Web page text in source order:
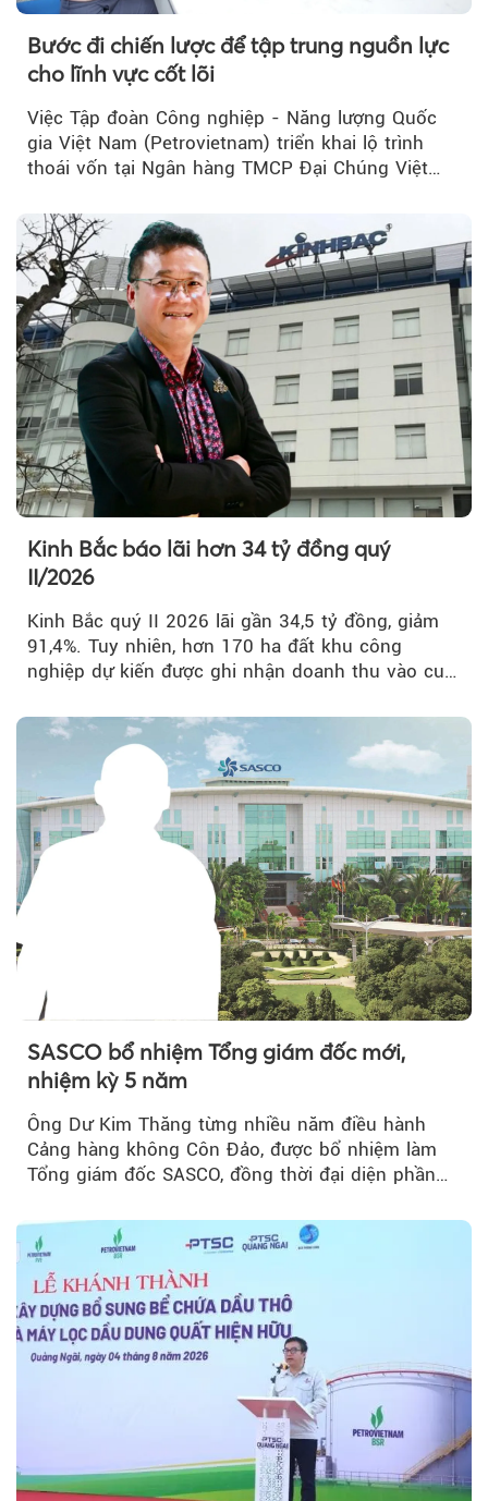
Bước đi chiến lược để tập trung nguồn lực
cho lĩnh vực cốt lõi
Việc Tập đoàn Công nghiệp - Năng lượng Quốc
gia Việt Nam (Petrovietnam) triển khai lộ trình
thoái vốn tại Ngân hàng TMCP Đại Chúng Việt
Kinh Bắc báo lãi hơn 34 tỷ đồng quý
II/2026
Kinh Bắc quý II 2026 lãi gần 34,5 tỷ đồng, giảm
91,4%. Tuy nhiên, hơn 170 ha đất khu công
nghiệp dự kiến được ghi nhận doanh thu vào cuối
SASCO bổ nhiệm Tổng giám đốc mới,
nhiệm kỳ 5 năm
Ông Dư Kim Thăng từng nhiều năm điều hành
Cảng hàng không Côn Đảo, được bổ nhiệm làm
Tổng giám đốc SASCO, đồng thời đại diện phần